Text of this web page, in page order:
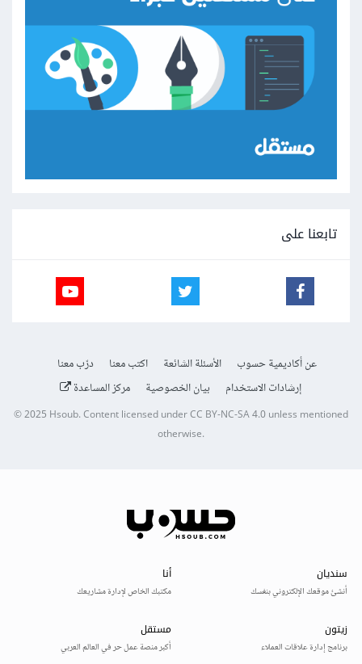
تابعنا على
عن أكاديمية حسوب الأسئلة الشائعة اكتب معنا
درّب معنا
إرشادات الاستخدام
بيان الخصوصية مركز المساعدة
© 2025Hsoub.Content licensed underCC BY-NC-SA 4.0unless mentioned
otherwise.